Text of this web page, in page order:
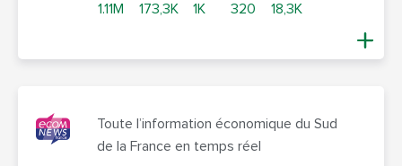
1.11M 173,3K 1K 320 18,3K
Toute l’information économique du Sud
de la France en temps réel